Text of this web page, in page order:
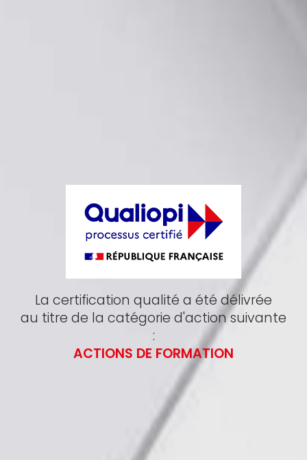
La certification qualité a été délivrée
au titre de la catégorie d'action suivante
:
ACTIONS DE FORMATION